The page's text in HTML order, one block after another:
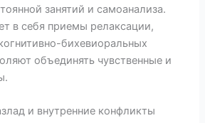
занятий и самоанализа.
в себя приемы релаксации,
бихевиоральных
объединять чувственные и
и внутренние конфликты